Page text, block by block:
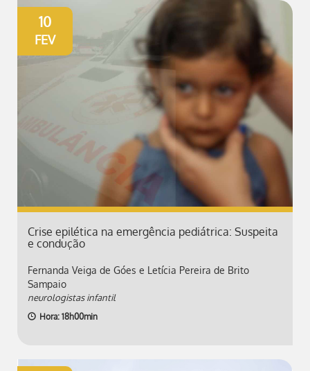
10
FEV
Crise epilética na emergência pediátrica: Suspeita
e condução
Fernanda Veiga de Góes e Letícia Pereira de Brito
Sampaio
neurologistas infantil
Hora: 18h00min